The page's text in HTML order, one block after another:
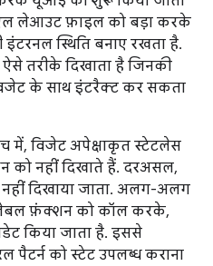
लेआउट फ़ाइल को बड़ा करके
स्थिति बनाए रखता है.
ऐसे तरीके दिखाता है जिनकी
के साथ इंटरैक्ट कर सकता
में, विजेट अपेक्षाकृत स्टेटलेस
को नहीं दिखाते हैं. दरअसल,
दिखाया जाता. अलग-अलग
फ़ंक्शन को कॉल करके,
किया जाता है. इससे
पैटर्न को स्टेट उपलब्ध कराना